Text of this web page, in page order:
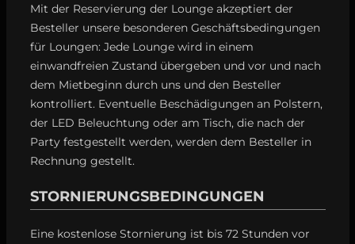
Mit der Reservierung der Lounge akzeptiert der
Besteller unsere besonderen Geschäftsbedingungen
für Loungen: Jede Lounge wird in einem
einwandfreien Zustand übergeben und vor und nach
dem Mietbeginn durch uns und den Besteller
kontrolliert. Eventuelle Beschädigungen an Polstern,
der LED Beleuchtung oder am Tisch, die nach der
Party festgestellt werden, werden dem Besteller in
Rechnung gestellt.
STORNIERUNGSBEDINGUNGEN
Eine kostenlose Stornierung ist bis 72 Stunden vor